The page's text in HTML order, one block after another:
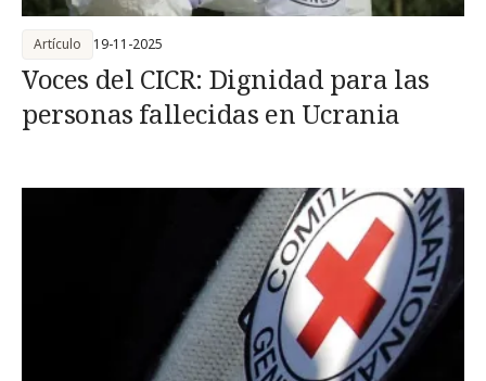
Voces del CICR: Dignidad para las
personas fallecidas en Ucrania
Artículo 19-11-2025